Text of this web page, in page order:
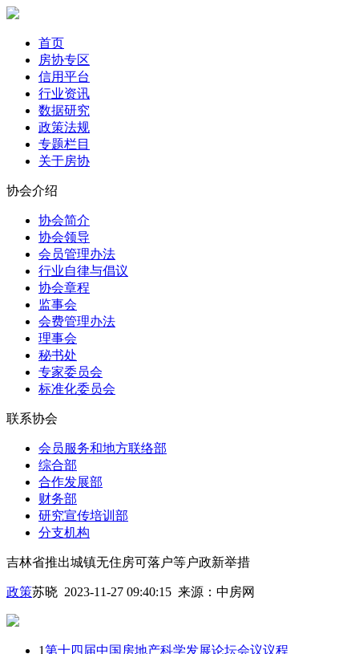
首页
房协专区
信用平台
行业资讯
数据研究
政策法规
专题栏目
关于房协
协会介绍
协会简介
协会领导
会员管理办法
行业自律与倡议
协会章程
监事会
会费管理办法
理事会
秘书处
专家委员会
标准化委员会
联系协会
会员服务和地方联络部
综合部
合作发展部
财务部
研究宣传培训部
分支机构
吉林省推出城镇无住房可落户等户政新举措
政策苏晓 2023-11-27 09:40:15 来源： 中房网
1第十四届中国房地产科学发展论坛会议议程